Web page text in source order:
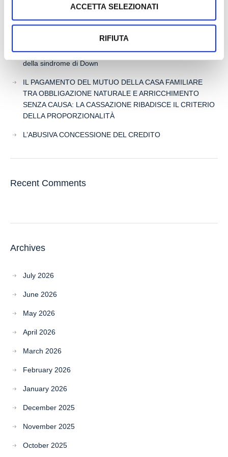
ACCETTA SELEZIONATI
RIFIUTA
RISTRUTTURARE DEBITI DERIVANTI DALLA
PRECEDENTE ATTIVITA’
RISARCIMENTO DANNI – CONDOTTA INADEMPIENTE DEI
SANITARI – Gestione della gravidanza ed omessa diagnosi
della sindrome di Down
IL PAGAMENTO DEL MUTUO DELLA CASA FAMILIARE
TRA OBBLIGAZIONE NATURALE E ARRICCHIMENTO
SENZA CAUSA: LA CASSAZIONE RIBADISCE IL CRITERIO
DELLA PROPORZIONALITÀ
L’ABUSIVA CONCESSIONE DEL CREDITO
Recent Comments
Archives
July 2026
June 2026
May 2026
April 2026
March 2026
February 2026
January 2026
December 2025
November 2025
October 2025